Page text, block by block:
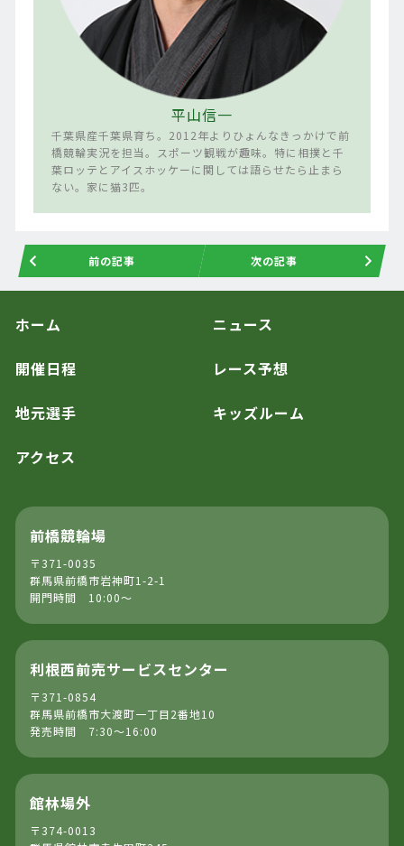
平山信一
千葉県産千葉県育ち。2012年よりひょんなきっかけで前
橋競輪実況を担当。スポーツ観戦が趣味。特に相撲と千
葉ロッテとアイスホッケーに関しては語らせたら止まら
ない。家に猫3匹。
前の記事 次の記事
ホーム ニュース
開催日程 レース予想
地元選手 キッズルーム
アクセス
前橋競輪場
〒371-0035
群馬県前橋市岩神町1-2-1
開門時間 10:00～
利根西前売サービスセンター
〒371-0854
群馬県前橋市大渡町一丁目2番地10
発売時間 7:30～16:00
館林場外
〒374-0013